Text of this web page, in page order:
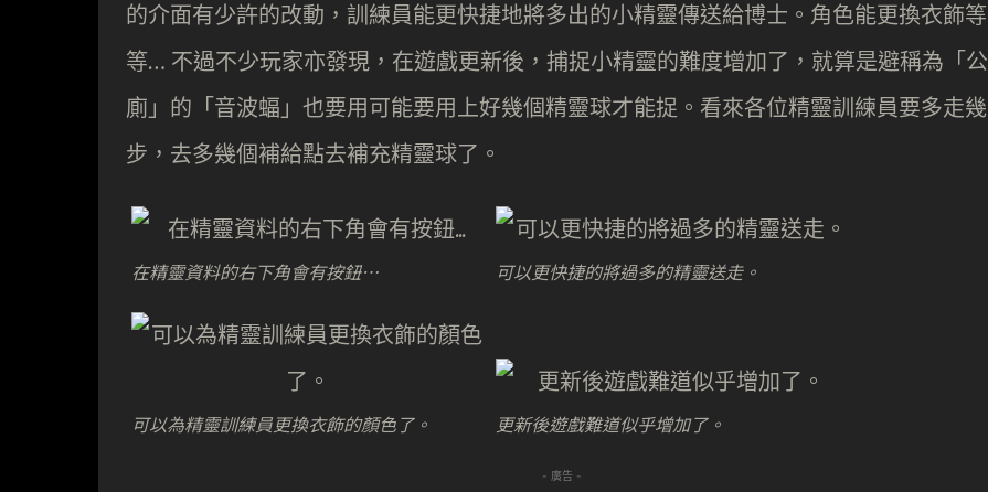
的介面有少許的改動，訓練員能更快捷地將多出的小精靈傳送給博士。角色能更換衣飾等
等… 不過不少玩家亦發現，在遊戲更新後，捕捉小精靈的難度增加了，就算是避稱為「公
廁」的「音波蝠」也要用可能要用上好幾個精靈球才能捉。看來各位精靈訓練員要多走幾
步，去多幾個補給點去補充精靈球了。
在精靈資料的右下角會有按鈕… 可以更快捷的將過多的精靈送走。
可以為精靈訓練員更換衣飾的顏色了。 更新後遊戲難道似乎增加了。
- 廣告 -